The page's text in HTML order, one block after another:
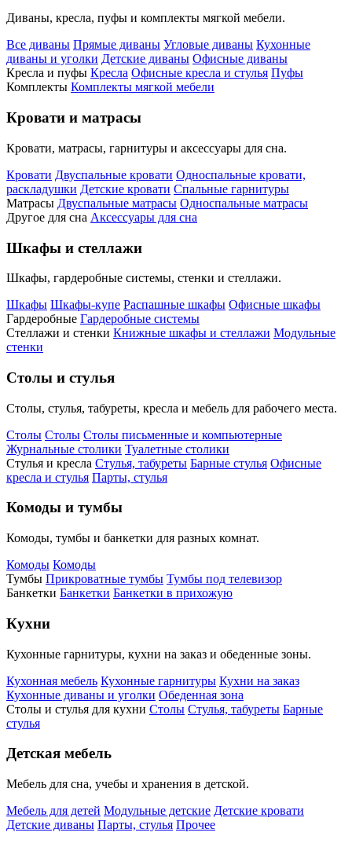
Диваны, кресла, пуфы и комплекты мягкой мебели.
Все диваны Прямые диваны Угловые диваны Кухонные
диваны и уголки Детские диваны Офисные диваны
Кресла и пуфы Кресла Офисные кресла и стулья Пуфы
Комплекты Комплекты мягкой мебели
Кровати и матрасы
Кровати, матрасы, гарнитуры и аксессуары для сна.
Кровати Двуспальные кровати Односпальные кровати,
раскладушки Детские кровати Спальные гарнитуры
Матрасы Двуспальные матрасы Односпальные матрасы
Другое для сна Аксессуары для сна
Шкафы и стеллажи
Шкафы, гардеробные системы, стенки и стеллажи.
Шкафы Шкафы-купе Распашные шкафы Офисные шкафы
Гардеробные Гардеробные системы
Стеллажи и стенки Книжные шкафы и стеллажи Модульные
стенки
Столы и стулья
Столы, стулья, табуреты, кресла и мебель для рабочего места.
Столы Столы Столы письменные и компьютерные
Журнальные столики Туалетные столики
Стулья и кресла Стулья, табуреты Барные стулья Офисные
кресла и стулья Парты, стулья
Комоды и тумбы
Комоды, тумбы и банкетки для разных комнат.
Комоды Комоды
Тумбы Прикроватные тумбы Тумбы под телевизор
Банкетки Банкетки Банкетки в прихожую
Кухни
Кухонные гарнитуры, кухни на заказ и обеденные зоны.
Кухонная мебель Кухонные гарнитуры Кухни на заказ
Кухонные диваны и уголки Обеденная зона
Столы и стулья для кухни Столы Стулья, табуреты Барные
стулья
Детская мебель
Мебель для сна, учебы и хранения в детской.
Мебель для детей Модульные детские Детские кровати
Детские диваны Парты, стулья Прочее